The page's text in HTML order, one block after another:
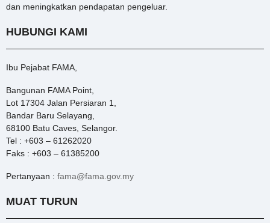
dan meningkatkan pendapatan pengeluar.
HUBUNGI KAMI
Ibu Pejabat FAMA,
Bangunan FAMA Point,
Lot 17304 Jalan Persiaran 1,
Bandar Baru Selayang,
68100 Batu Caves, Selangor.
Tel : +603 – 61262020
Faks : +603 – 61385200
Pertanyaan : fama@fama.gov.my
MUAT TURUN